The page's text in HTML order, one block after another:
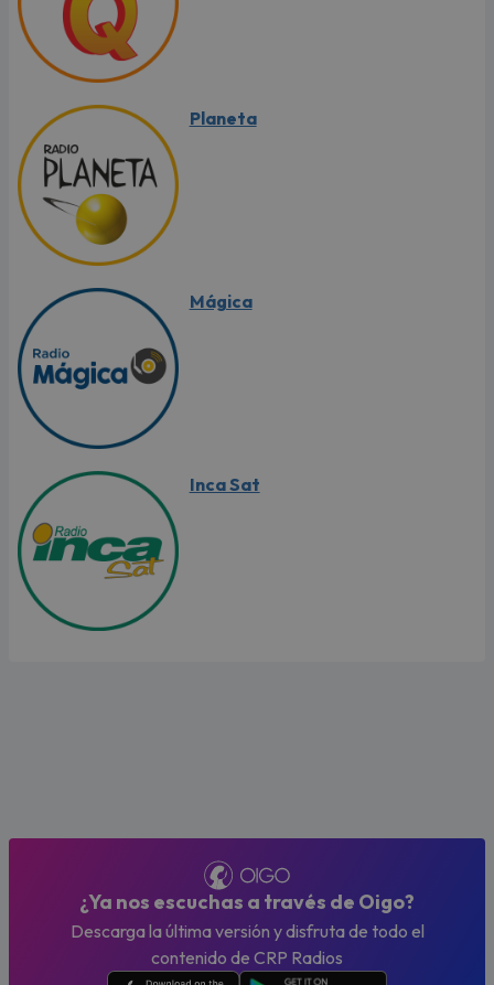
Planeta
Mágica
Inca Sat
¿Ya nos escuchas a través de Oigo?
Descarga la última versión y disfruta de todo el
contenido de CRP Radios